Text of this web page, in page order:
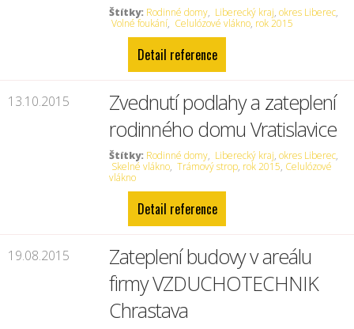
Štítky: Rodinné domy, Liberecký kraj,okres Liberec,
Volné foukání, Celulózové vlákno, rok 2015
Detail reference
13.10.2015
Zvednutí podlahy a zateplení
rodinného domu Vratislavice
Štítky: Rodinné domy, Liberecký kraj,okres Liberec,
Skelné vlákno, Trámový strop, rok 2015, Celulózové
vlákno
Detail reference
19.08.2015
Zateplení budovy v areálu
firmy VZDUCHOTECHNIK
Chrastava